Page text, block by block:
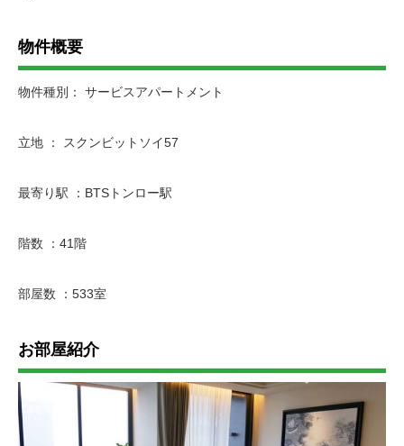
物件概要
物件種別： サービスアパートメント
立地 ： スクンビットソイ57
最寄り駅 ：BTSトンロー駅
階数 ：41階
部屋数 ：533室
お部屋紹介